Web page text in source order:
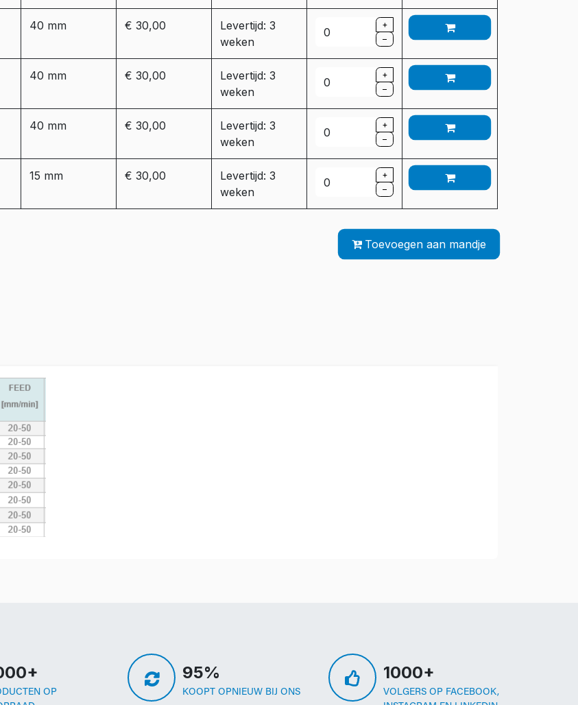
40 mm € 30,00
Levertijd: 3
weken
+
–
40 mm € 30,00
Levertijd: 3
weken
+
–
40 mm € 30,00
Levertijd: 3
weken
+
–
15 mm € 30,00
Levertijd: 3
weken
+
–
Toevoegen aan mandje
OP
95%
KOOPT OPNIEUW BIJ ONS
1000+
VOLGERS OP FACEBOOK,